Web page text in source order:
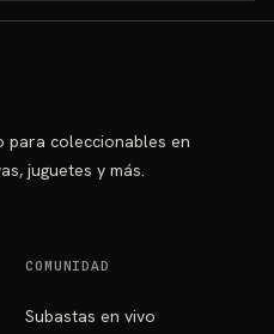
para coleccionables en
juguetes y más.
COMUNIDAD
Subastas en vivo